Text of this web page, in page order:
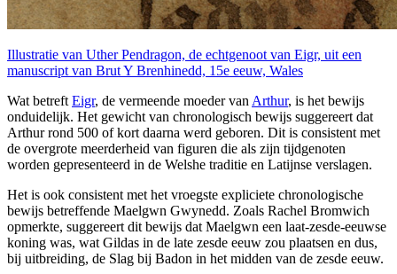
Illustratie van Uther Pendragon, de echtgenoot van Eigr, uit een
manuscript van Brut Y Brenhinedd, 15e eeuw, Wales
Wat betreft Eigr, de vermeende moeder van Arthur, is het bewijs
onduidelijk. Het gewicht van chronologisch bewijs suggereert dat
Arthur rond 500 of kort daarna werd geboren. Dit is consistent met
de overgrote meerderheid van figuren die als zijn tijdgenoten
worden gepresenteerd in de Welshe traditie en Latijnse verslagen.
Het is ook consistent met het vroegste expliciete chronologische
bewijs betreffende Maelgwn Gwynedd. Zoals Rachel Bromwich
opmerkte, suggereert dit bewijs dat Maelgwn een laat-zesde-eeuwse
koning was, wat Gildas in de late zesde eeuw zou plaatsen en dus,
bij uitbreiding, de Slag bij Badon in het midden van de zesde eeuw.